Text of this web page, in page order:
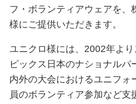
フ・ボランティアウェアを、
様にご提供いただきます。
ユニクロ様には、2002年よ
ピックス日本のナショナルパ
内外の大会におけるユニフォ
員のボランティア参加など支